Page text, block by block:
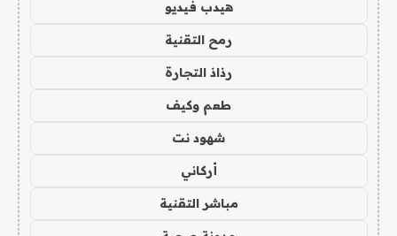
هيدب فيديو
رمح التقنية
رذاذ التجارة
طعم وكيف
شهود نت
أركاني
مباشر التقنية